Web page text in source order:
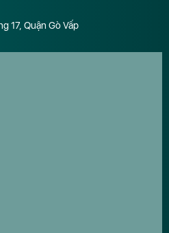
17, Quận Gò Vấp